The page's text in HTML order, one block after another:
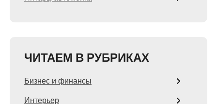
ЧИТАЕМ В РУБРИКАХ
Бизнес и финансы
Интерьер